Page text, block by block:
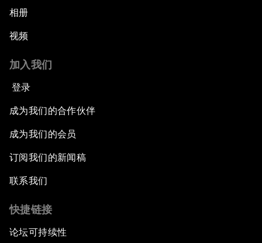
相册
视频
加入我们
登录
成为我们的合作伙伴
成为我们的会员
订阅我们的新闻稿
联系我们
快捷链接
论坛可持续性